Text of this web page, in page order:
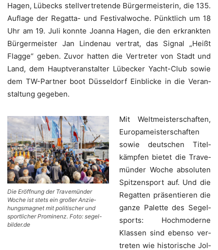
Hagen, Lübecks stell­ver­tre­ten­de Bür­ger­meis­te­rin, die 135.
Auf­la­ge der Regat­ta- und Fes­ti­val­wo­che. Pünkt­lich um 18
Uhr am 19. Juli konn­te Joan­na Hagen, die den erkrank­ten
Bür­ger­meis­ter Jan Lin­den­au ver­trat, das Signal „Heißt
Flag­ge“ geben. Zuvor hat­ten die Ver­tre­ter von Stadt und
Land, dem Haupt­ver­an­stal­ter Lübe­cker Yacht-Club sowie
dem TW-Part­ner boot Düs­sel­dorf Ein­bli­cke in die Ver­an­
stal­tung gegeben.
Die Eröff­nung der Tra­ve­mün­der
Woche ist stets ein gro­ßer Anzie­
hungs­ma­gnet mit poli­ti­scher und
sport­li­cher Pro­mi­nenz. Foto: segel-
bilder.de
Mit Welt­meis­ter­schaf­ten,
Euro­pa­meis­ter­schaf­ten
sowie deut­schen Titel­
kämp­fen bie­tet die Tra­ve­
mün­der Woche abso­lu­ten
Spit­zen­sport auf. Und die
Regat­ten prä­sen­tie­ren die
gan­ze Palet­te des Segel­
sports: Hoch­mo­der­ne
Klas­sen sind eben­so ver­
tre­ten wie his­to­ri­sche Jol­